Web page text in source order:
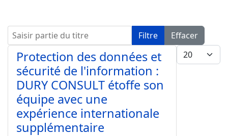
Saisir partie du titre Filtre
Effacer
Afficher #
Protection des données et
sécurité de l'information :
DURY CONSULT étoffe son
équipe avec une
expérience internationale
supplémentaire